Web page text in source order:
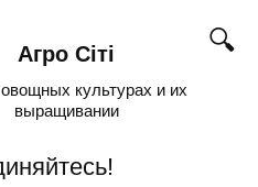
Агро Сіті
культурах и их
выращивании